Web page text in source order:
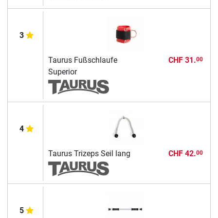
3
Taurus Fußschlaufe
Superior
CHF 31.00
4
Taurus Trizeps Seil lang CHF 42.00
5